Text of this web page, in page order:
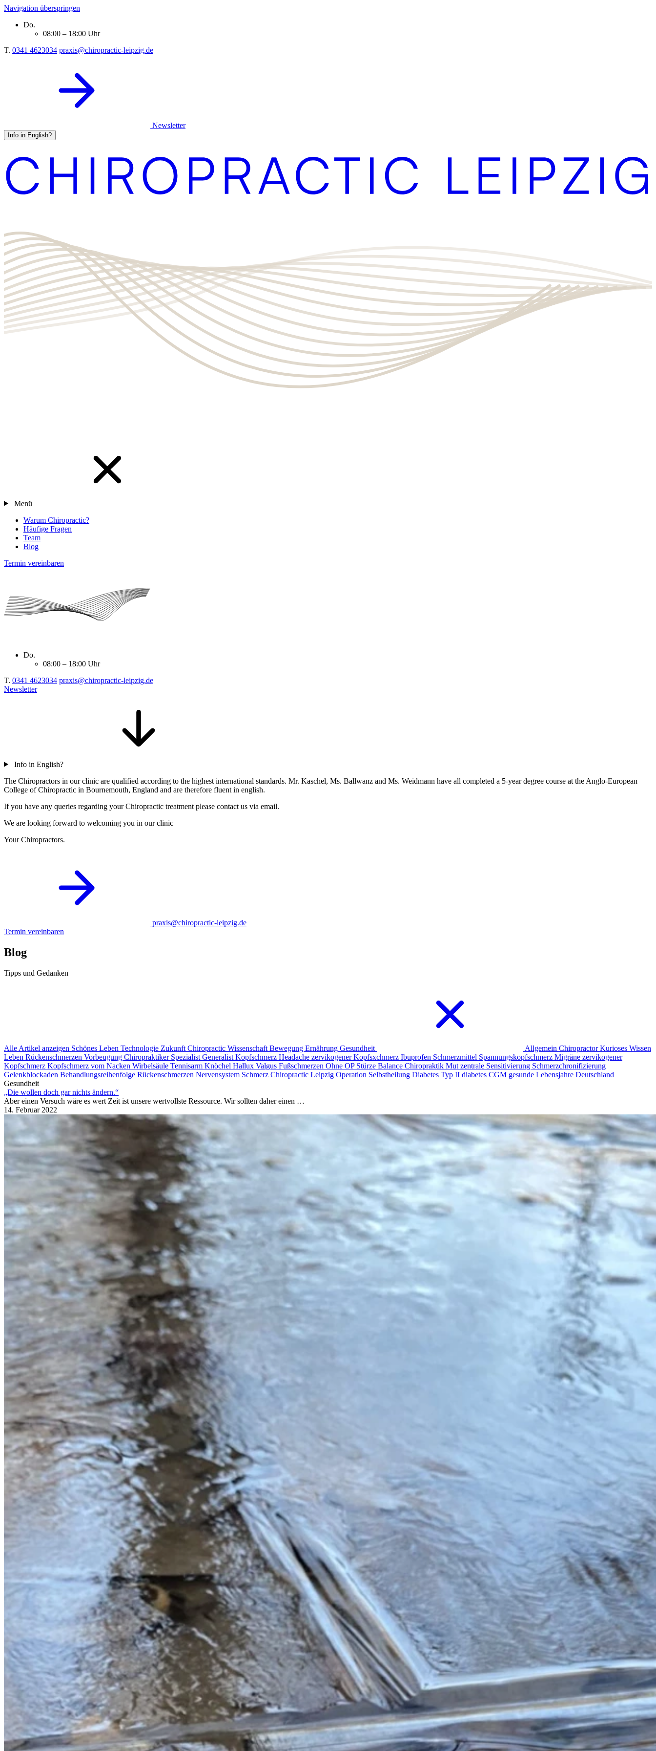
Navigation überspringen
Do.
08:00 – 18:00 Uhr
T. 0341 4623034 praxis@chiropractic-leipzig.de
Newsletter
Info in English?
Menü
Warum Chiropractic?
Häufige Fragen
Team
Blog
Termin vereinbaren
Do.
08:00 – 18:00 Uhr
T. 0341 4623034 praxis@chiropractic-leipzig.de
Newsletter
Info in English?
The Chiropractors in our clinic are qualified according to the highest international standards. Mr. Kaschel, Ms. Ballwanz and Ms. Weidmann have all completed a 5-year degree course at the Anglo-European
College of Chiropractic in Bournemouth, England and are therefore fluent in english.
If you have any queries regarding your Chiropractic treatment please contact us via email.
We are looking forward to welcoming you in our clinic
Your Chiropractors.
praxis@chiropractic-leipzig.de
Termin vereinbaren
Blog
Tipps und Gedanken
Alle Artikel anzeigen Schönes Leben Technologie Zukunft Chiropractic Wissenschaft Bewegung Ernährung Gesundheit Allgemein ChiropractorKurioses Wissen
Leben Rückenschmerzen Vorbeugung Chiropraktiker Spezialist Generalist Kopfschmerz Headache zervikogener Kopfsxchmerz Ibuprofen Schmerzmittel Spannungskopfschmerz Migräne zervikogener
Kopfschmerz Kopfschmerz vom Nacken Wirbelsäule Tennisarm Knöchel Hallux Valgus Fußschmerzen Ohne OP Stürze Balance Chiropraktik Mut zentrale Sensitivierung Schmerzchronifizierung
Gelenkblockaden Behandlungsreihenfolge Rückenschmerzen Nervensystem Schmerz Chiropractic Leipzig Operation Selbstheilung Diabetes Typ II diabetes CGM gesunde Lebensjahre Deutschland
Gesundheit
„Die wollen doch gar nichts ändern.“
Aber einen Versuch wäre es wert Zeit ist unsere wertvollste Ressource. Wir sollten daher einen …
14. Februar 2022